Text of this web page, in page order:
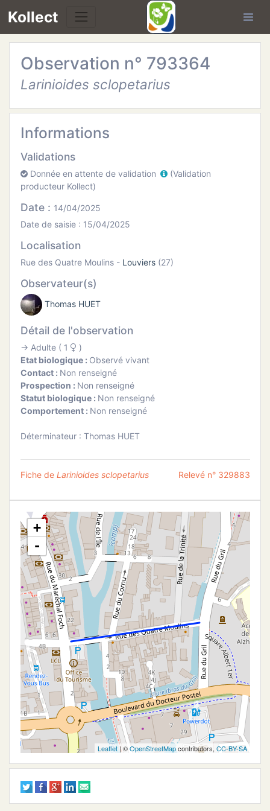
Kollect
Observation n° 793364
Larinioides sclopetarius
Informations
Validations
Donnée en attente de validation
(Validation
producteur Kollect)
Date : 14/04/2025
Date de saisie : 15/04/2025
Localisation
Rue des Quatre Moulins - Louviers(27)
Observateur(s)
Thomas HUET
Détail de l'observation
→ Adulte ( 1
)
Etat biologique : Observé vivant
Contact : Non renseigné
Prospection : Non renseigné
Statut biologique : Non renseigné
Comportement : Non renseigné
Déterminateur : Thomas HUET
Fiche de Larinioides sclopetarius Relevé n° 329883
+
-
Leaflet| ©OpenStreetMapcontributors, CC-BY-SA